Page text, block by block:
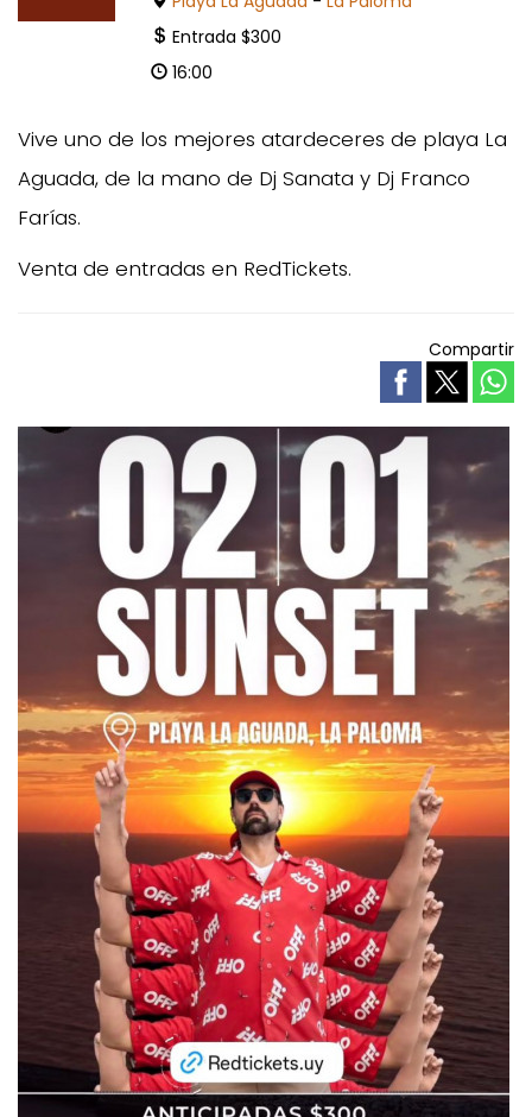
Entrada $300
16:00
Vive uno de los mejores atardeceres de playa La
Aguada, de la mano de Dj Sanata y Dj Franco
Farías.
Venta de entradas en RedTickets.
Compartir